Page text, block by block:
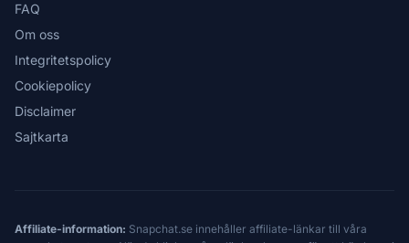
FAQ
Om oss
Integritetspolicy
Cookiepolicy
Disclaimer
Sajtkarta
Affiliate-information: Snapchat.se innehåller affiliate-länkar till våra